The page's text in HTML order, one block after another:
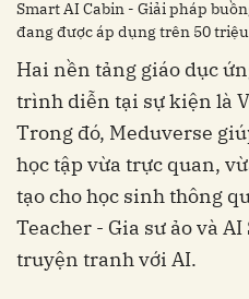
Smart AI Cabin - Giải pháp
đang được áp dụng trên 50
trình diễn tại sự kiện là
Trong đó, Meduverse
học tập vừa trực quan,
tạo cho học sinh thông
Teacher - Gia sư ảo và